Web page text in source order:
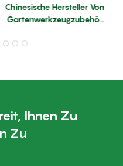
Chinesische Hersteller Von
Gartenwerkzeugzubehör
Vergaser (ersetzt ST-
Ihnen Zu
Zu